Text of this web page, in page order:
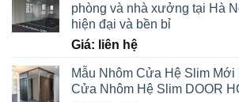
phòng và nhà xưởng tại Hà
hiện đại và bền bỉ
Giá: liên hệ
Mẫu Nhôm Cửa Hệ Slim Mới
Cửa Nhôm Hệ Slim DOOR